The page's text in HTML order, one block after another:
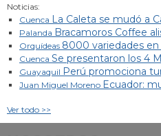
Noticias:
Cuenca La Caleta se mudó a
Palanda Bracamoros Coffee
Orquídeas 8000 variedades en
Cuenca Se presentaron los 4
Guayaquil Perú promociona
Juan Miguel Moreno Ecuador:
Ver todo >>